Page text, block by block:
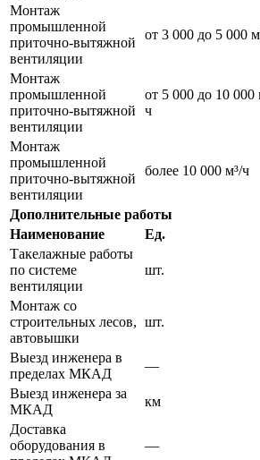
Монтаж
промышленной
приточно-вытяжной
вентиляции
от 3 000 до 5 000
Монтаж
промышленной
приточно-вытяжной
вентиляции
от 5 000 до 10 000
ч
Монтаж
промышленной
приточно-вытяжной
вентиляции
более 10 000 м³/ч
Дополнительные работы
Наименование
Ед.
Такелажные работы
по системе
вентиляции
шт.
Монтаж со
строительных лесов,
автовышки
шт.
Выезд инженера в
пределах МКАД
—
Выезд инженера за
МКАД
км
Доставка
оборудования в
—